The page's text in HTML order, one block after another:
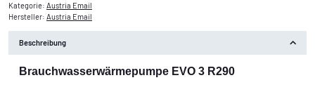
Kategorie: Austria Email
Hersteller: Austria Email
Beschreibung
Brauchwasserwärmepumpe EVO 3 R290